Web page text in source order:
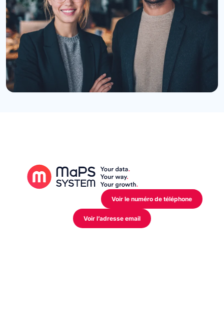
Voir le numéro de téléphone
Voir l’adresse email